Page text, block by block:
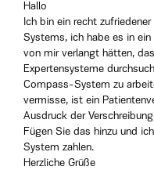
Hallo
Ich bin ein recht
Systems, ich habe es in
von mir verlangt hätten,
Expertensysteme
Compass-System zu
vermisse, ist ein
Ausdruck der
Fügen Sie das hinzu und
System zahlen.
Herzliche Grüße